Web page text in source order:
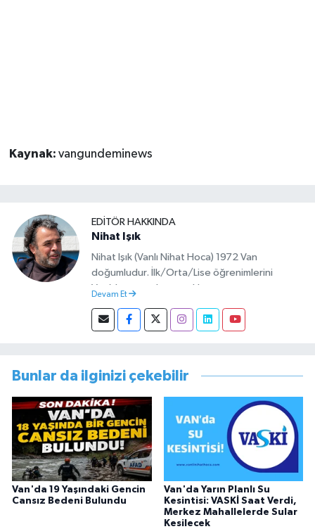
Kaynak: vangundeminews
EDITÖR HAKKINDA
Nihat Işık
Nihat Işık (Vanlı Nihat Hoca) 1972 Van
doğumludur. İlk/Orta/Lise öğrenimlerini
Van’da tamamlamıştır. Hacettepe mezunu
başlamıştır. Asteğmen olarak yaptığı vatani
görevi dönüşü Van Sosyal Hizmetler İl
görevini yürütürken istifa edip sosyal medyayı
tercih etmiştir.
Devam Et
Bunlar da ilginizi çekebilir
Van'da 19 Yaşındaki Gencin
Cansız Bedeni Bulundu
Van'da Yarın Planlı Su
Kesintisi: VASKİ Saat Verdi,
Merkez Mahallelerde Sular
Kesilecek